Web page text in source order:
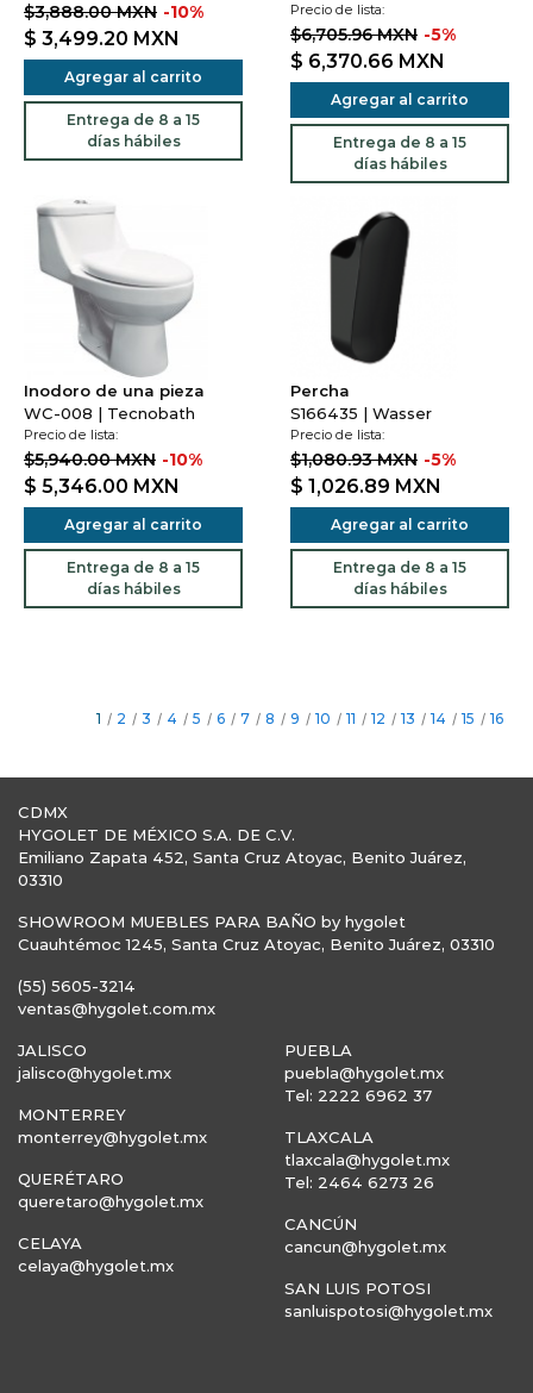
$3,888.00 MXN -10%
$ 3,499.20 MXN
Agregar al carrito
Entrega de 8 a 15
días hábiles
Precio de lista:
$6,705.96 MXN -5%
$ 6,370.66 MXN
Agregar al carrito
Entrega de 8 a 15
días hábiles
Inodoro de una pieza
WC-008 | Tecnobath
Precio de lista:
$5,940.00 MXN -10%
$ 5,346.00 MXN
Agregar al carrito
Entrega de 8 a 15
días hábiles
Percha
S166435 | Wasser
Precio de lista:
$1,080.93 MXN -5%
$ 1,026.89 MXN
Agregar al carrito
Entrega de 8 a 15
días hábiles
1 / 2 / 3 / 4 / 5 / 6 / 7 / 8 / 9 / 10 / 11 / 12 / 13 / 14 / 15 / 16
CDMX
HYGOLET DE MÉXICO S.A. DE C.V.
Emiliano Zapata 452, Santa Cruz Atoyac, Benito Juárez,
03310
SHOWROOM MUEBLES PARA BAÑO by hygolet
Cuauhtémoc 1245, Santa Cruz Atoyac, Benito Juárez, 03310
(55) 5605-3214
ventas@hygolet.com.mx
JALISCO
jalisco@hygolet.mx
MONTERREY
monterrey@hygolet.mx
QUERÉTARO
queretaro@hygolet.mx
CELAYA
celaya@hygolet.mx
PUEBLA
puebla@hygolet.mx
Tel: 2222 6962 37
TLAXCALA
tlaxcala@hygolet.mx
Tel: 2464 6273 26
CANCÚN
cancun@hygolet.mx
SAN LUIS POTOSI
sanluispotosi@hygolet.mx